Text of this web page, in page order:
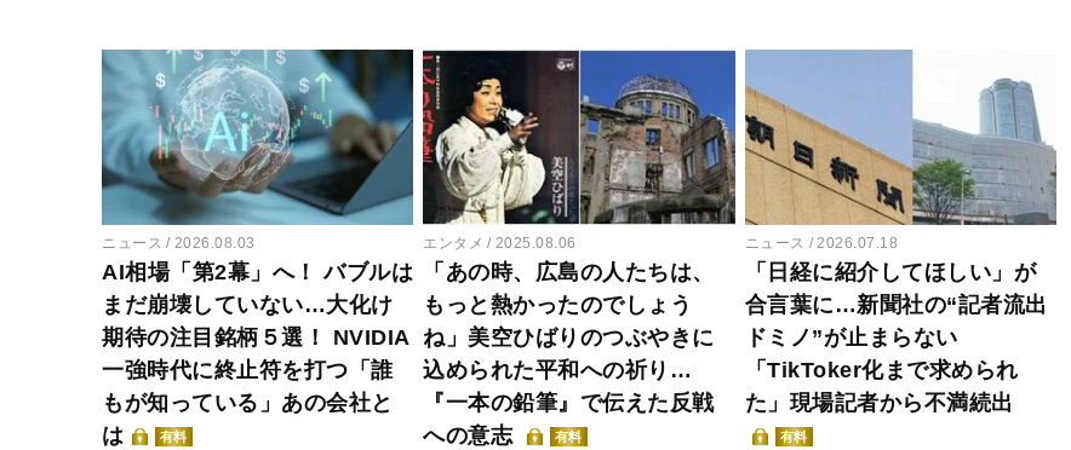
ニュース 2026.08.03
AI相場「第2幕」へ！ バブルは
まだ崩壊していない…大化け
期待の注目銘柄５選！ NVIDIA
一強時代に終止符を打つ「誰
もが知っている」あの会社と
は
有料
エンタメ 2025.08.06
「あの時、広島の人たちは、
もっと熱かったのでしょう
ね」美空ひばりのつぶやきに
込められた平和への祈り…
『一本の鉛筆』で伝えた反戦
への意志
有料
ニュース 2026.07.18
「日経に紹介してほしい」が
合言葉に…新聞社の“記者流出
ドミノ”が止まらない
「TikToker化まで求められ
た」現場記者から不満続出
有料